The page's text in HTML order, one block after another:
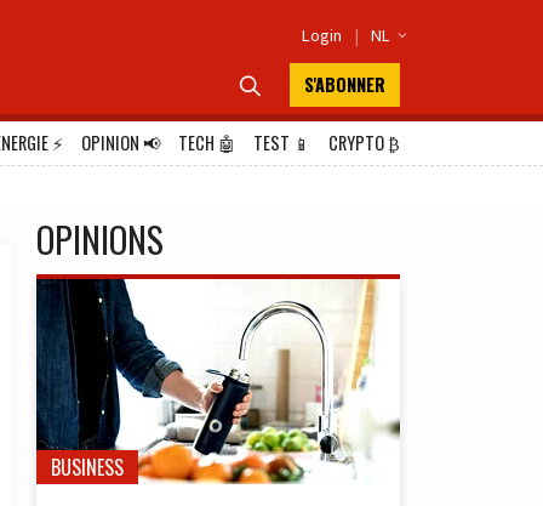
Login | NL 
 S'ABONNER
⚡ OPINION📢 TECH 🤖 TEST 📱 CRYPTO₿
OPINIONS
BUSINESS